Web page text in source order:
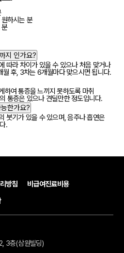
하시는 분
지 인가요?
따라 차이가 있을 수 있으나 처음 맞거나
후, 3차는 6개월마다 맞으시면 됩니다.
여 통증을 느끼지 못하도록 마취
통증은 있으나 견딜만한 정도입니다.
한가요?
붓기가 있을 수 있으며, 음주나 흡연은
.
방침
비급여진료비용
3층(삼원빌딩)